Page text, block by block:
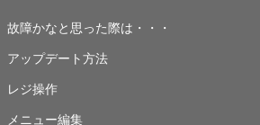
故障かなと思った際は・・・
アップデート方法
レジ操作
メニュー編集